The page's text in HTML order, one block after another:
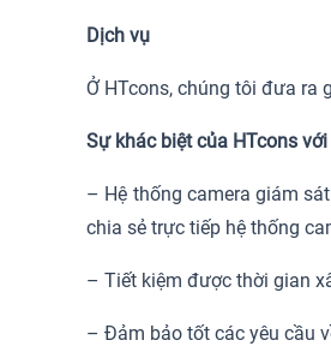
Dịch vụ
Ở HTcons, chúng tôi đưa ra
Sự khác biệt của HTcons
– Hệ thống camera giám
chia sẻ trực tiếp hệ thống
– Tiết kiệm được thời gian
– Đảm bảo tốt các yêu cầu